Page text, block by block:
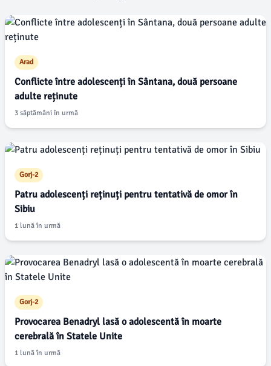
Arad
Conflicte între adolescenți în Sântana, două persoane
adulte reținute
3 săptămâni în urmă
Gorj-2
Patru adolescenți reținuți pentru tentativă de omor în
Sibiu
1 lună în urmă
Gorj-2
Provocarea Benadryl lasă o adolescentă în moarte
cerebrală în Statele Unite
1 lună în urmă